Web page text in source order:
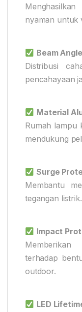
nyaman untuk
Beam
Distribusi
pencahayaan
Material
Rumah lampu
mendukung
Surge
Membantu
tegangan listrik.
Impact
terhadap
outdoor.
LED